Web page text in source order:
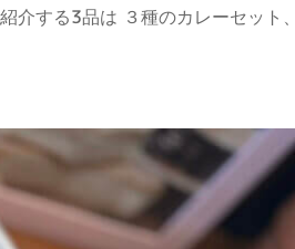
介する3品は ３種のカレーセット